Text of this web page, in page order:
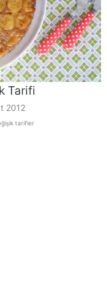
Tarifi
2012
tarifler